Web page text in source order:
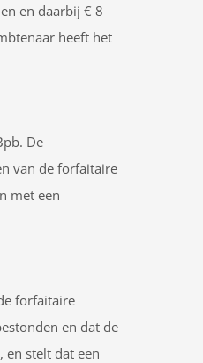
en daarbij € 8
heeft het
De
van de forfaitaire
met een
forfaitaire
en dat de
en stelt dat een